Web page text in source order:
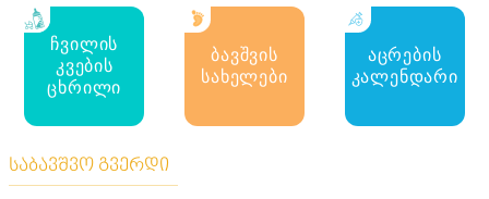
ჩვილის
კვების
ცხრილი
ბავშვის
სახელები
აცრების
კალენდარი
საბავშვო გვერდი